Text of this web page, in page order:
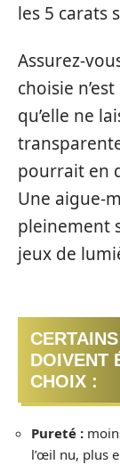
les 5 carats
Assurez-
choisie
qu’elle ne
pourrait en
Une aigue-
pleinement
jeux de
DOIVENT
CHOIX :
Pureté :
l’œil nu, plus